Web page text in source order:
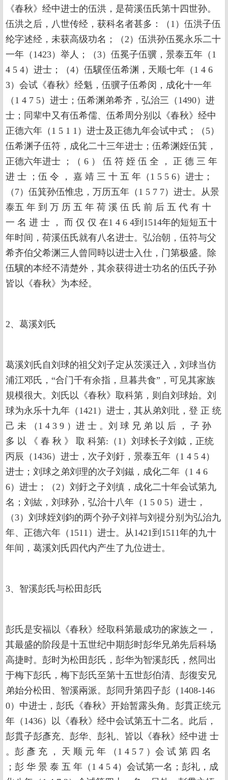
《春秋》经中进士的伍洪，是荷溪伍氏第十四世孙。
伍洪之后，八世传经，获科名者甚多：（1）伍洪子伍
纶字述经，未获高级功名；（2）伍洪孙伍冕永乐二十
一年（1423）举人；（3）伍冕子伍骥，景泰五年（1
4 5 4）进士；（4）伍驥侄伍希渊，天顺七年（1 4 6
3）会试《春秋》经魁，伍骥子伍希闵，成化十一年
（1 4 7 5）进士；伍希渊弟希齐，弘治三（1490）进
士；同辈中又有伍希儒、伍希周分别以《春秋》经中
正德六年（1 5 1 1）进士及正德九年会试中式；（5）
伍希渊子伍符，成化二十三年进士；伍希渊姪伍箕，
正德六年进士 ；（ 6 ） 伍 符 姪 伍 全 ， 正 德 三 年
进 士 ；伍 令 ， 嘉 靖 三 十 五 年（1 5 5 6）进士；
（7）伍箕孙伍惟忠，万历五年（1 5 7 7）进士。从景
泰五 年 到 万 历 五 年 荷 溪 伍 氏 前 后 五 代 有 十
一 名 进 士 ， 而 仅 仅 在1 4 6 4到1514年的短短五十
年时间，荷溪伍氏就有八名进士。弘治朝，伍符与父
希齐伯父希渊三人曾同時以进士入仕，门第极盛。除
伍驥的本经不清楚外，其余获得进士功名的伍氏子孙
皆以《春秋》为本经。
2、葛溪刘氏
葛溪刘氏自刘球的祖父刘子定从茨溪迁入，刘球当仿
浦江邓氏，“合门千有余指，旦暮共食”，可见其家族
規模很大。刘氏以《春秋》取科第，则自刘球始。刘
球为永乐十九年（1421）进士，其从弟刘玭，登 正 统
己 未 （1 4 3 9 ）进 士 。刘 球 兄 弟 以 后 ， 子 孙
多 以 《 春 秋 》 取 科第:（1）刘球长子刘鉞，正统
丙辰（1436）进士，次子刘釪，景泰五年（1 4 5 4）
进士；刘球之弟刘理的次子刘鎡，成化二年（1 4 6
6）进士；（2）刘釪之子刘缜，成化二十年会试第九
名；刘紘，刘球孙，弘治十八年（1 5 0 5）进士，
（3）刘球姪刘鈞的两个孙子刘祥与刘禔分别为弘治九
年、正德六年（1511）进士。从1421到1511年的九十
年间，葛溪刘氏四代内产生了九位进士。
3、智溪彭氏与松田彭氏
彭氏是安福以《春秋》经取科第最成功的家族之一，
其最盛的阶段是十五世纪中期彭时彭华兄弟先后科场
高捷时。彭时为松田彭氏，彭华为智溪彭氏，然同出
于梅下彭氏，梅下彭氏至第十五世彭伯清、彭復安兄
弟始分松田、智溪兩派。彭同升第四子彭（1408-146
0）中进士，彭氏《春秋》开始暂露头角。彭貫正统元
年（1436）以《春秋》经中会试第五十二名。此后，
彭貫子彭彥充、彭华、彭礼、皆以《春秋》经中进 士
。彭 彥 充 ， 天 顺 元 年 （1 4 5 7 ）会 试 第 四 名
；彭 华 景 泰 五 年（1 4 5 4）会试第一名；彭礼，成